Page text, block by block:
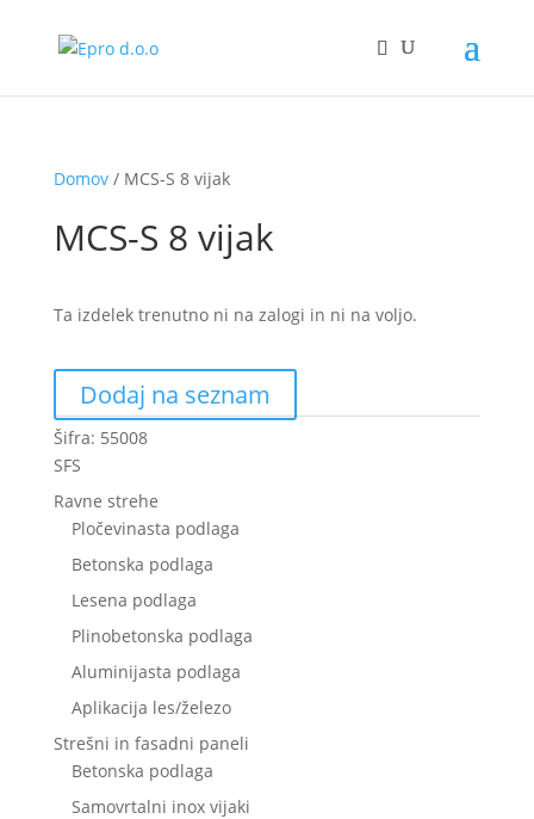
Domov/ MCS-S 8 vijak
MCS-S 8 vijak
Ta izdelek trenutno ni na zalogi in ni na voljo.
Dodaj na seznam
Šifra: 55008
SFS
Ravne strehe
Pločevinasta podlaga
Betonska podlaga
Lesena podlaga
Plinobetonska podlaga
Aluminijasta podlaga
Aplikacija les/železo
Strešni in fasadni paneli
Betonska podlaga
Samovrtalni inox vijaki